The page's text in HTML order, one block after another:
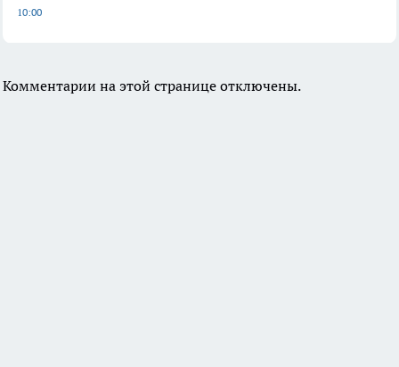
10:00
Комментарии на этой странице отключены.